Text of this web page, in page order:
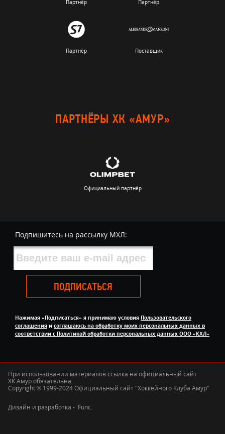
Партнёр Партнёр
Партнёр Поставщик
ПАРТНЁРЫ ХК «АМУР»
Официальный партнёр
Подпишитесь на рассылку МХЛ:
ПОДПИСАТЬСЯ
Нажимая «Подписаться» я принимаю условия Пользовательского
соглашения и соглашаюсь на обработку моих персональных данных в
соответствии с Политикой обработки персональных данных ООО «КХЛ»
При использовании материалов ссылка на официальный сайт
ХК Амур обязательна
Copyright ® 1999-2024 Официальный сайт "Хоккейного Клуба Амур"
Дизайн и разработка - Func.